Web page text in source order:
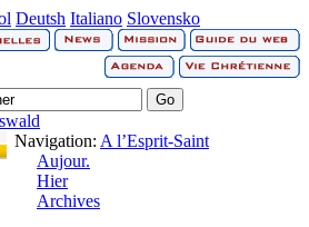
Deutsh Italiano Slovensko
Navigation: A l’Esprit-Saint
Aujour.
Hier
Archives